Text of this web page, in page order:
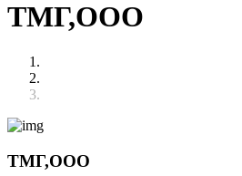
ТМГ,ООО
ТМГ,ООО